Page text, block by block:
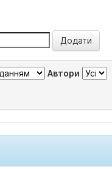
Автори